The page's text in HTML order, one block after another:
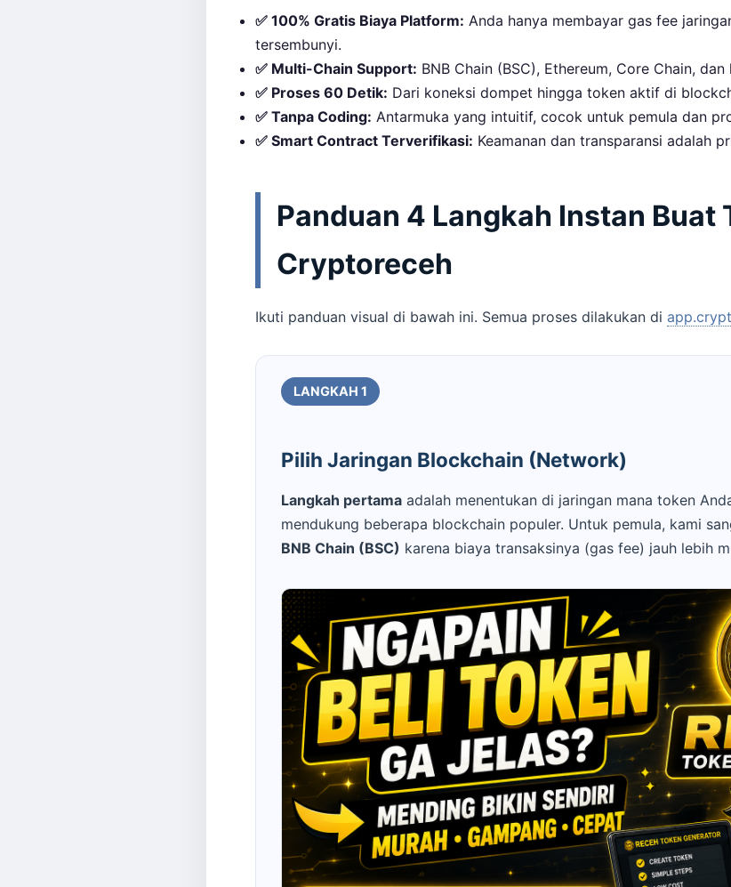
✅ 100% Gratis Biaya Platform: Anda hanya membayar gas fee
tersembunyi.
✅ Multi-Chain Support: BNB Chain (BSC), Ethereum, Core Chain, dan
✅ Proses 60 Detik: Dari koneksi dompet hingga token aktif di
✅ Tanpa Coding: Antarmuka yang intuitif, cocok untuk pemula dan
✅ Smart Contract Terverifikasi: Keamanan dan transparansi adalah
Panduan 4 Langkah Instan Buat
Cryptoreceh
Ikuti panduan visual di bawah ini. Semua proses dilakukan di
LANGKAH 1
Pilih Jaringan Blockchain (Network)
Langkah pertama adalah menentukan di jaringan mana token
mendukung beberapa blockchain populer. Untuk pemula, kami
BNB Chain (BSC) karena biaya transaksinya (gas fee) jauh lebih